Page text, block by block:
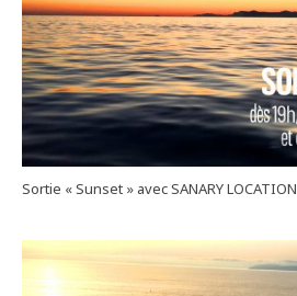
Sortie « Sunset » avec SANARY LOCATION